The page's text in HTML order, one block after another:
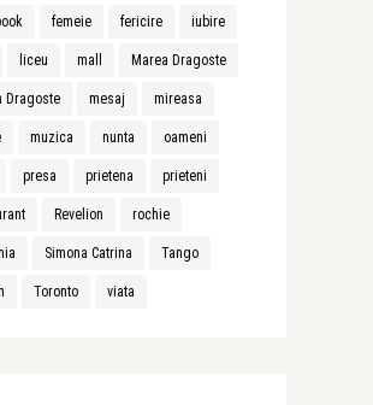
femeie fericire iubire
liceu mall Marea Dragoste
Dragoste mesaj mireasa
muzica nunta oameni
presa prietena prieteni
Revelion rochie
Simona Catrina Tango
Toronto viata